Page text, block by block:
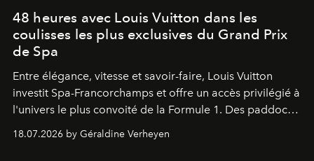
48 heures avec Louis Vuitton dans les
coulisses les plus exclusives du Grand Prix
de Spa
Entre élégance, vitesse et savoir-faire, Louis Vuitton
investit Spa-Francorchamps et offre un accès privilégié à
l'univers le plus convoité de la Formule 1. Des paddocks
aux stands, immersion dans un week-end où la mode
rencontre la quête de la victoire.
18.07.2026 by Géraldine Verheyen